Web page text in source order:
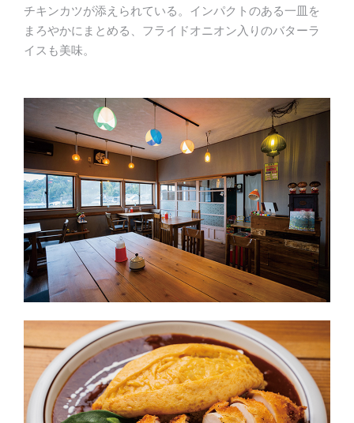
チキンカツが添えられている。インパクトのある一皿を
まろやかにまとめる、フライドオニオン入りのバターラ
イスも美味。